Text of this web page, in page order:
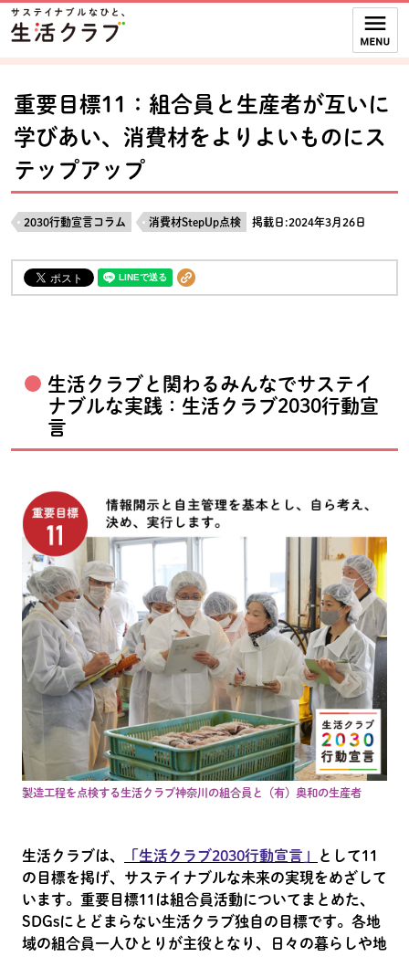
ページの先頭です。
本文へジャンプする。
ここからサイト内共通メニューです。
サイト内共通メニューをスキップする
サイト内共通メニューここまで。
重要目標11：組合員と生産者が互いに
学びあい、消費材をよりよいものにス
テップアップ
2030行動宣言コラム 消費材StepUp点検 掲載日:2024年3月26日
生活クラブと関わるみんなでサステイ
ナブルな実践：生活クラブ2030行動宣
言
製造工程を点検する生活クラブ神奈川の組合員と（有）奥和の生産者
生活クラブは、 「生活クラブ2030行動宣言」
として11
の目標を掲げ、サステイナブルな未来の実現をめざして
います。重要目標11は組合員活動についてまとめた、
SDGsにとどまらない生活クラブ独自の目標です。各地
域の組合員一人ひとりが主役となり、日々の暮らしや地